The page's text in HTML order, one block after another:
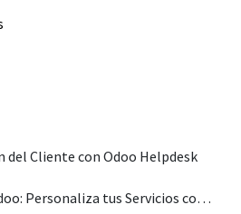
del Cliente con Odoo Helpdesk
Chat en Vivo de Odoo: Personaliza tus Servicios con el Chat en Tiempo Real y las Calificaciones